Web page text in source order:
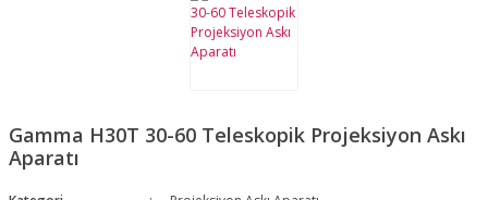
Gamma H30T 30-60 Teleskopik Projeksiyon Askı
Aparatı